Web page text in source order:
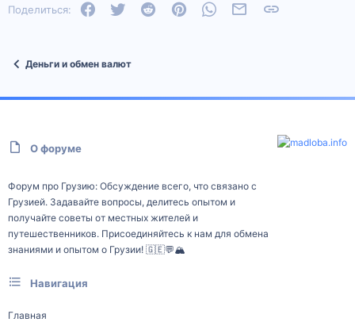
Поделиться: FacebookTwitter Reddit PinterestWhatsAppЭлектронная почта
Деньги и обмен валют
О форуме
Форум про Грузию: Обсуждение всего, что связано с
Грузией. Задавайте вопросы, делитесь опытом и
получайте советы от местных жителей и
путешественников. Присоединяйтесь к нам для обмена
знаниями и опытом о Грузии! 🇬🇪💬🏔️
Навигация
Главная